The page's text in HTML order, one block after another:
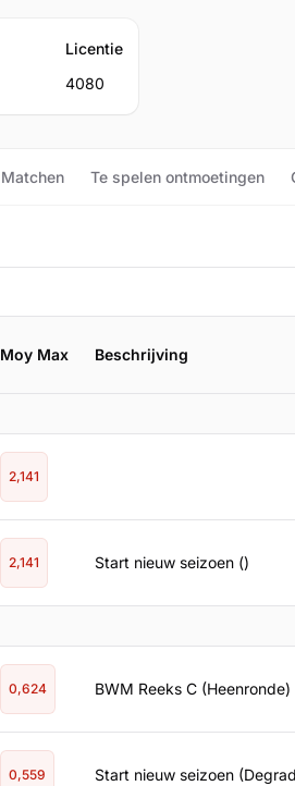
Licentie
4080
Matchen Te spelen ontmoetingen
Moy Max Beschrijving
2,141
2,141 Start nieuw seizoen ()
0,624 BWM Reeks C (Heenronde)
0,559 Start nieuw seizoen